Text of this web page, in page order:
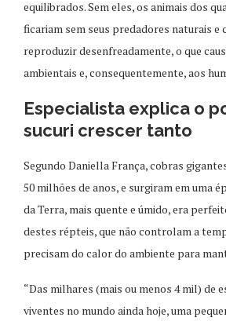
equilibrados. Sem eles, os animais dos
ficariam sem seus predadores naturais e
reproduzir desenfreadamente, o que
ambientais e, consequentemente, aos
Especialista explica o
sucuri crescer tanto
Segundo Daniella França, cobras
50 milhões de anos, e surgiram em uma
da Terra, mais quente e úmido, era
destes répteis, que não controlam a
precisam do calor do ambiente para
“Das milhares (mais ou menos 4 mil) de
viventes no mundo ainda hoje, uma